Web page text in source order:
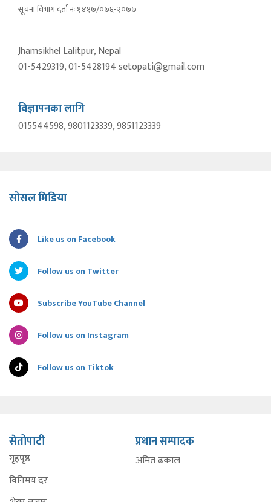
सूचना विभाग दर्ता नंः १४१७/०७६-२०७७
Jhamsikhel Lalitpur, Nepal
01-5429319, 01-5428194 setopati@gmail.com
विज्ञापनका लागि
015544598, 9801123339, 9851123339
सोसल मिडिया
Like us on Facebook
Follow us on Twitter
Subscribe YouTube Channel
Follow us on Instagram
Follow us on Tiktok
सेतोपाटी
गृहपृष्ठ
विनिमय दर
प्रधान सम्पादक
अमित ढकाल